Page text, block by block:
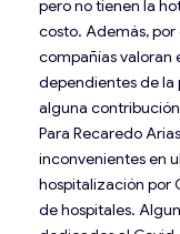
pero no tienen la
costo. Además, por
compañías valoran
dependientes de la
alguna
Para Recaredo
inconvenientes en
hospitalización por
de hospitales.